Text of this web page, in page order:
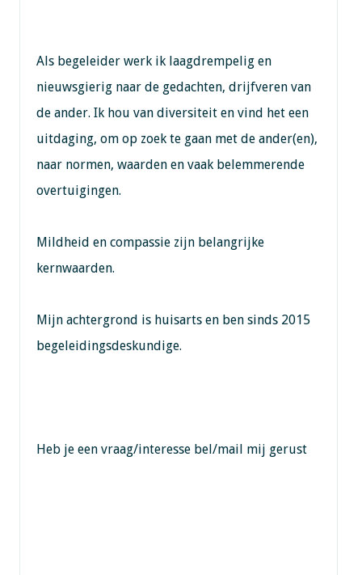
Als begeleider werk ik laagdrempelig en
nieuwsgierig naar de gedachten, drijfveren van
de ander. Ik hou van diversiteit en vind het een
uitdaging, om op zoek te gaan met de ander(en),
naar normen, waarden en vaak belemmerende
overtuigingen.
Mildheid en compassie zijn belangrijke
kernwaarden.
Mijn achtergrond is huisarts en ben sinds 2015
begeleidingsdeskundige.
Heb je een vraag/interesse bel/mail mij gerust